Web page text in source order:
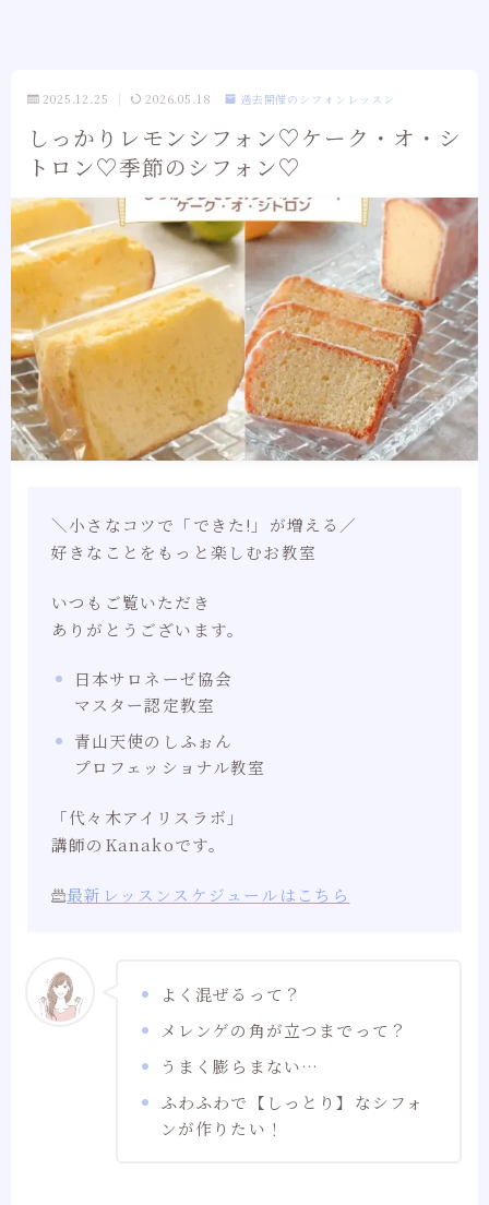
2025.12.25 2026.05.18 過去開催のシフォンレッスン
しっかりレモンシフォン♡ケーク・オ・シ
トロン♡季節のシフォン♡
＼小さなコツで「できた!」が増える／⁡
好きなことをもっと楽しむお教室
いつもご覧いただき
ありがとうございます。
日本サロネーゼ協会
マスター認定教室
青山天使のしふぉん
プロフェッショナル教室
「代々木アイリスラボ」
講師のKanakoです。
最新レッスンスケジュールはこちら
よく混ぜるって？
メレンゲの角が立つまでって？
うまく膨らまない…
ふわふわで【しっとり】なシフォ
ンが作りたい！